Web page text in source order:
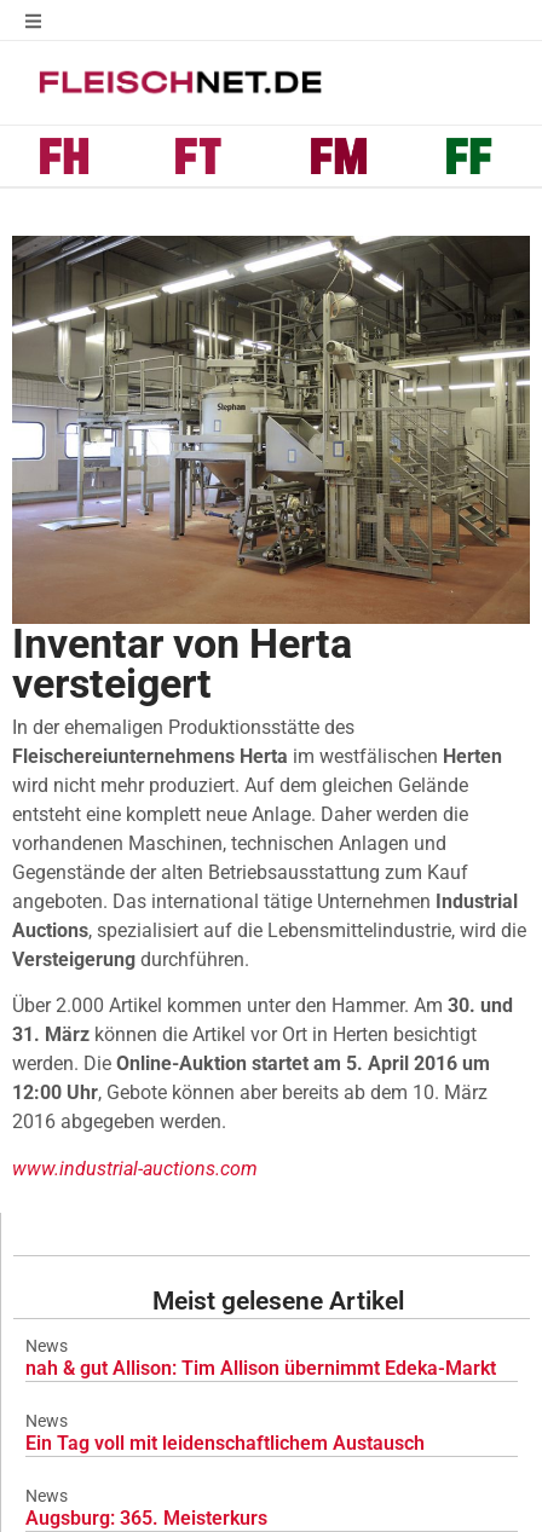
Inventar von Herta
versteigert
In der ehemaligen Produktionsstätte des
Fleischereiunternehmens Herta im westfälischen Herten
wird nicht mehr produziert. Auf dem gleichen Gelände
entsteht eine komplett neue Anlage. Daher werden die
vorhandenen Maschinen, technischen Anlagen und
Gegenstände der alten Betriebsausstattung zum Kauf
angeboten. Das international tätige Unternehmen Industrial
Auctions, spezialisiert auf die Lebensmittelindustrie, wird die
Versteigerung durchführen.
Über 2.000 Artikel kommen unter den Hammer. Am 30. und
31. März können die Artikel vor Ort in Herten besichtigt
werden. Die Online-Auktion startet am 5. April 2016 um
12:00 Uhr, Gebote können aber bereits ab dem 10. März
2016 abgegeben werden.
www.industrial-auctions.com
Meist gelesene Artikel
News
nah & gut Allison: Tim Allison übernimmt Edeka-Markt
News
Ein Tag voll mit leidenschaftlichem Austausch
News
Augsburg: 365. Meisterkurs